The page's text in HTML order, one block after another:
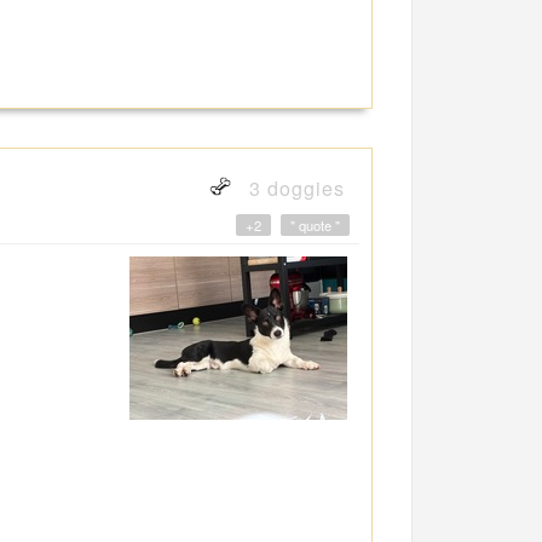
3 doggies
" quote "
+2